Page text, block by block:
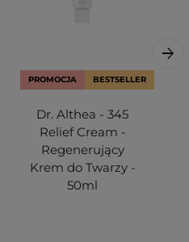
PROMOCJA BESTSELLER
Dr. Althea - 345
Relief Cream -
Regenerujący
Krem do Twarzy -
50ml